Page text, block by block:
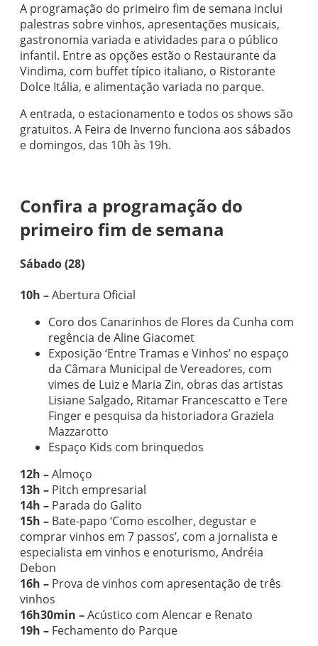
A programação do primeiro fim de semana inclui
palestras sobre vinhos, apresentações musicais,
gastronomia variada e atividades para o público
infantil. Entre as opções estão o Restaurante da
Vindima, com buffet típico italiano, o Ristorante
Dolce Itália, e alimentação variada no parque.
A entrada, o estacionamento e todos os shows são
gratuitos. A Feira de Inverno funciona aos sábados
e domingos, das 10h às 19h.
Confira a programação do
primeiro fim de semana
Sábado (28)
10h –Abertura Oficial
Coro dos Canarinhos de Flores da Cunha com
regência de Aline Giacomet
Exposição ‘Entre Tramas e Vinhos’ no espaço
da Câmara Municipal de Vereadores, com
vimes de Luiz e Maria Zin, obras das artistas
Lisiane Salgado, Ritamar Francescatto e Tere
Finger e pesquisa da historiadora Graziela
Mazzarotto
Espaço Kids com brinquedos
12h –Almoço
13h – Pitch empresarial
14h – Parada do Galito
15h – Bate-papo ‘Como escolher, degustar e
comprar vinhos em 7 passos’, com a jornalista e
especialista em vinhos e enoturismo, Andréia
Debon
16h – Prova de vinhos com apresentação de três
vinhos
16h30min –Acústico com Alencar e Renato
19h – Fechamento do Parque